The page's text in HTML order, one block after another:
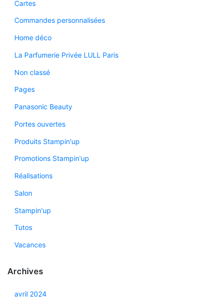
Cartes
Commandes personnalisées
Home déco
La Parfumerie Privée LULL Paris
Non classé
Pages
Panasonic Beauty
Portes ouvertes
Produits Stampin'up
Promotions Stampin'up
Réalisations
Salon
Stampin'up
Tutos
Vacances
Archives
avril 2024